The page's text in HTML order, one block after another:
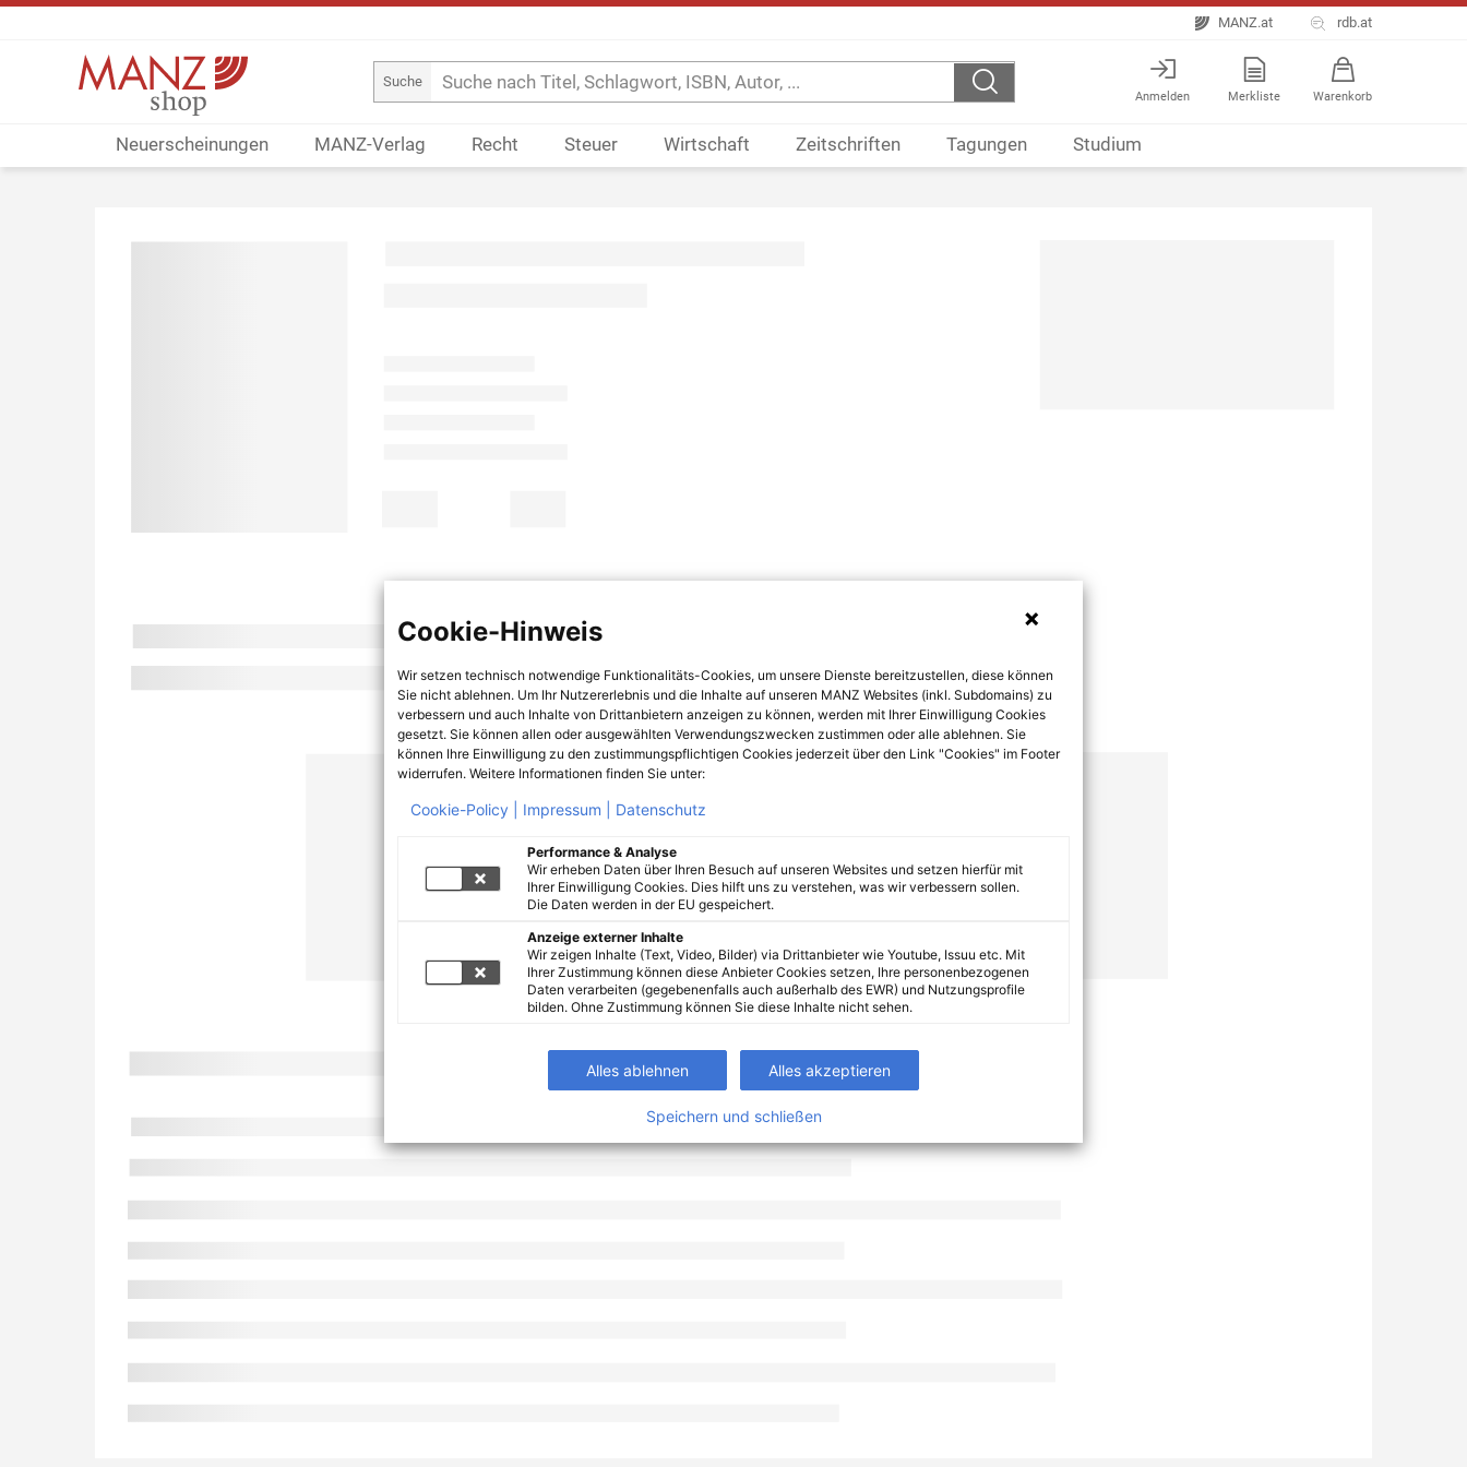
MANZ.at rdb.at
Suche
Anmelden Merkliste Warenkorb
Neuerscheinungen MANZ-Verlag Recht Steuer Wirtschaft Zeitschriften Tagungen Studium
Cookie-Hinweis
Wir setzen technisch notwendige Funktionalitäts-Cookies, um unsere Dienste bereitzustellen, diese können
Sie nicht ablehnen. Um Ihr Nutzererlebnis und die Inhalte auf unseren MANZ Websites (inkl. Subdomains) zu
verbessern und auch Inhalte von Drittanbietern anzeigen zu können, werden mit Ihrer Einwilligung Cookies
gesetzt. Sie können allen oder ausgewählten Verwendungszwecken zustimmen oder alle ablehnen. Sie
können Ihre Einwilligung zu den zustimmungspflichtigen Cookies jederzeit über den Link "Cookies" im Footer
widerrufen. Weitere Informationen finden Sie unter:
Cookie-Policy | Impressum | Datenschutz
Performance & Analyse
Wir erheben Daten über Ihren Besuch auf unseren Websites und setzen hierfür mit
Ihrer Einwilligung Cookies. Dies hilft uns zu verstehen, was wir verbessern sollen.
Die Daten werden in der EU gespeichert.
Anzeige externer Inhalte
Wir zeigen Inhalte (Text, Video, Bilder) via Drittanbieter wie Youtube, Issuu etc. Mit
Ihrer Zustimmung können diese Anbieter Cookies setzen, Ihre personenbezogenen
Daten verarbeiten (gegebenenfalls auch außerhalb des EWR) und Nutzungsprofile
bilden. Ohne Zustimmung können Sie diese Inhalte nicht sehen.
Alles ablehnen Alles akzeptieren
Speichern und schließen